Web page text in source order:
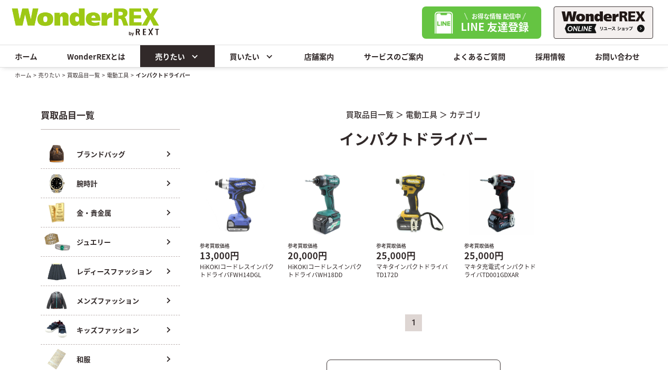
お得な情報 配信中
LINE 友達登録
ホーム WonderREXとは 売りたい 買いたい 店舗案内 サービスのご案内 よくあるご質問 採用情報 お問い合わせ
ホーム > 売りたい > 買取品目一覧 > 電動工具 > インパクトドライバー
買取品目一覧
ブランドバッグ
腕時計
金・貴金属
ジュエリー
レディースファッション
メンズファッション
キッズファッション
和服
買取品目一覧 ＞ 電動工具 ＞ カテゴリ
インパクトドライバー
参考買取価格
13,000円
HiKOKIコードレスインパク
トドライバFWH14DGL
参考買取価格
20,000円
HiKOKIコードレスインパク
トドライバWH18DD
参考買取価格
25,000円
マキタインパクトドライバ
TD172D
参考買取価格
25,000円
マキタ充電式インパクトド
ライバTD001GDXAR
1